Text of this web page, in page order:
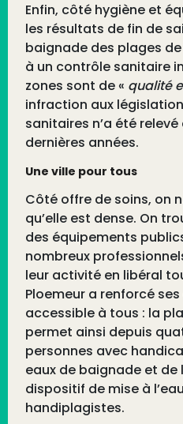
Enfin, côté hygiène et
les résultats de fin de
baignade des plages
à un contrôle sanitaire
zones sont de « qualité
infraction aux
sanitaires n’a été
dernières années.
Une ville pour tous
Côté offre de soins, on
qu’elle est dense. On
des équipements
nombreux
leur activité en libéral
Ploemeur a renforcé
accessible à tous : la
permet ainsi depuis
personnes avec
eaux de baignade et de
dispositif de mise à
handiplagistes.